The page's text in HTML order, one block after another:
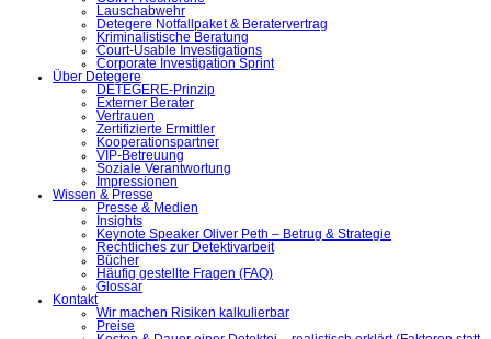
Lauschabwehr
Detegere Notfallpaket & Beratervertrag
Kriminalistische Beratung
Court-Usable Investigations
Corporate Investigation Sprint
Über Detegere
DETEGERE-Prinzip
Externer Berater
Vertrauen
Zertifizierte Ermittler
Kooperationspartner
VIP-Betreuung
Soziale Verantwortung
Impressionen
Wissen & Presse
Presse & Medien
Insights
Keynote Speaker Oliver Peth – Betrug & Strategie
Rechtliches zur Detektivarbeit
Bücher
Häufig gestellte Fragen (FAQ)
Glossar
Kontakt
Wir machen Risiken kalkulierbar
Preise